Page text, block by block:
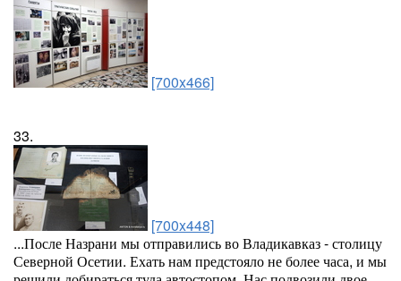
[700x466]
33.
[700x448]
...После Назрани мы отправились во Владикавказ - столицу
Северной Осетии. Ехать нам предстояло не более часа, и мы